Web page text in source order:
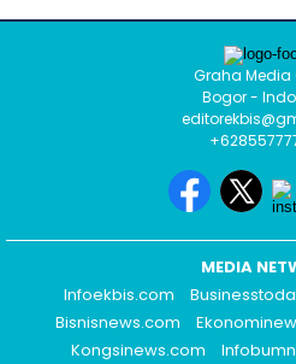
Graha Media
Bogor -
MEDIA
Infoekbis.com
Bisnisnews.com
Kongsinews.com